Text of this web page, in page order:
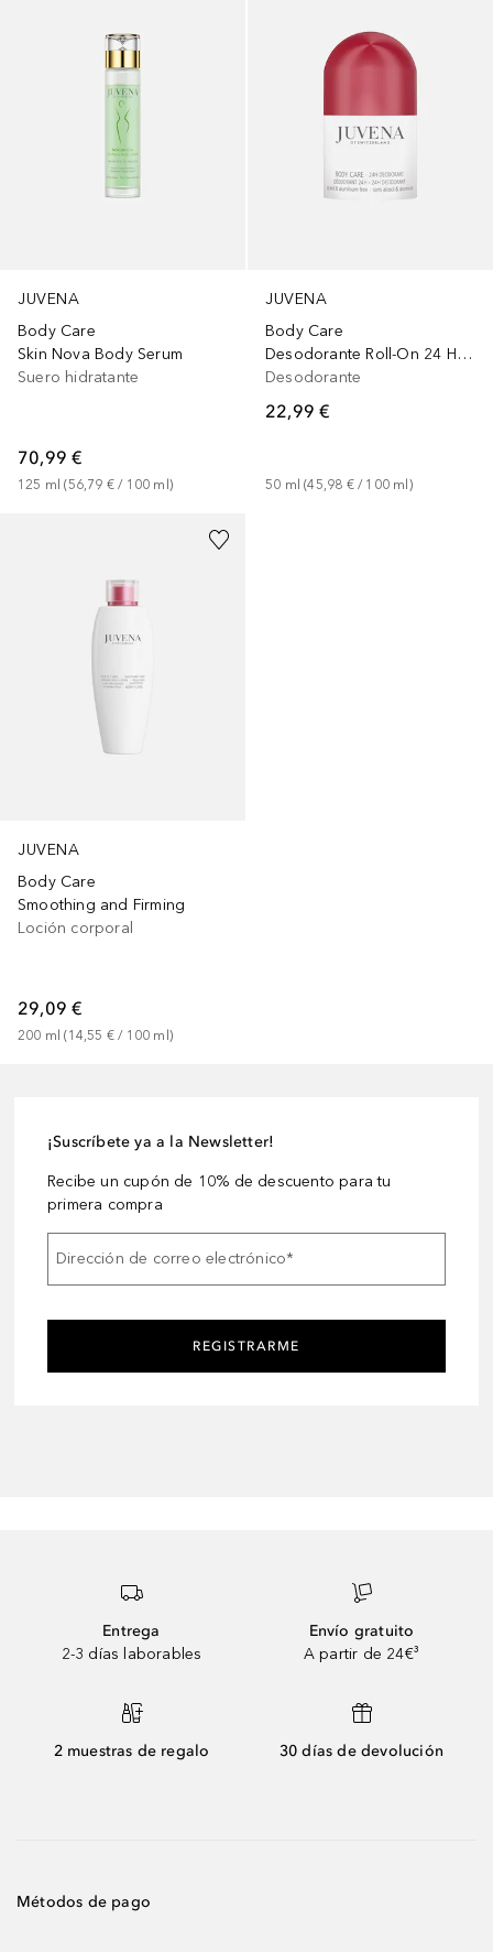
JUVENA
Body Care
Skin Nova Body Serum
Suero hidratante
70,99 €
125 ml (56,79 € / 100 ml )
JUVENA
Body Care
Desodorante Roll-On 24 Horas
Desodorante
22,99 €
50 ml (45,98 € / 100 ml )
JUVENA
Body Care
Smoothing and Firming
Loción corporal
29,09 €
200 ml (14,55 € / 100 ml)
¡Suscríbete ya a la Newsletter!
Recibe un cupón de 10% de descuento para tu
primera compra
Dirección de correo electrónico*
REGISTRARME
Entrega
2-3 días laborables
Envío gratuito
A partir de 24€³
2 muestras de regalo 30 días de devolución
Métodos de pago